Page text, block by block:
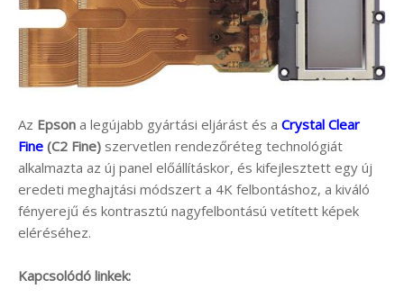
Az Epson a legújabb gyártási eljárást és a Crystal Clear
Fine (C2 Fine) szervetlen rendezőréteg technológiát
alkalmazta az új panel előállításkor, és kifejlesztett egy új
eredeti meghajtási módszert a 4K felbontáshoz, a kiváló
fényerejű és kontrasztú nagyfelbontású vetített képek
eléréséhez.
Kapcsolódó linkek: